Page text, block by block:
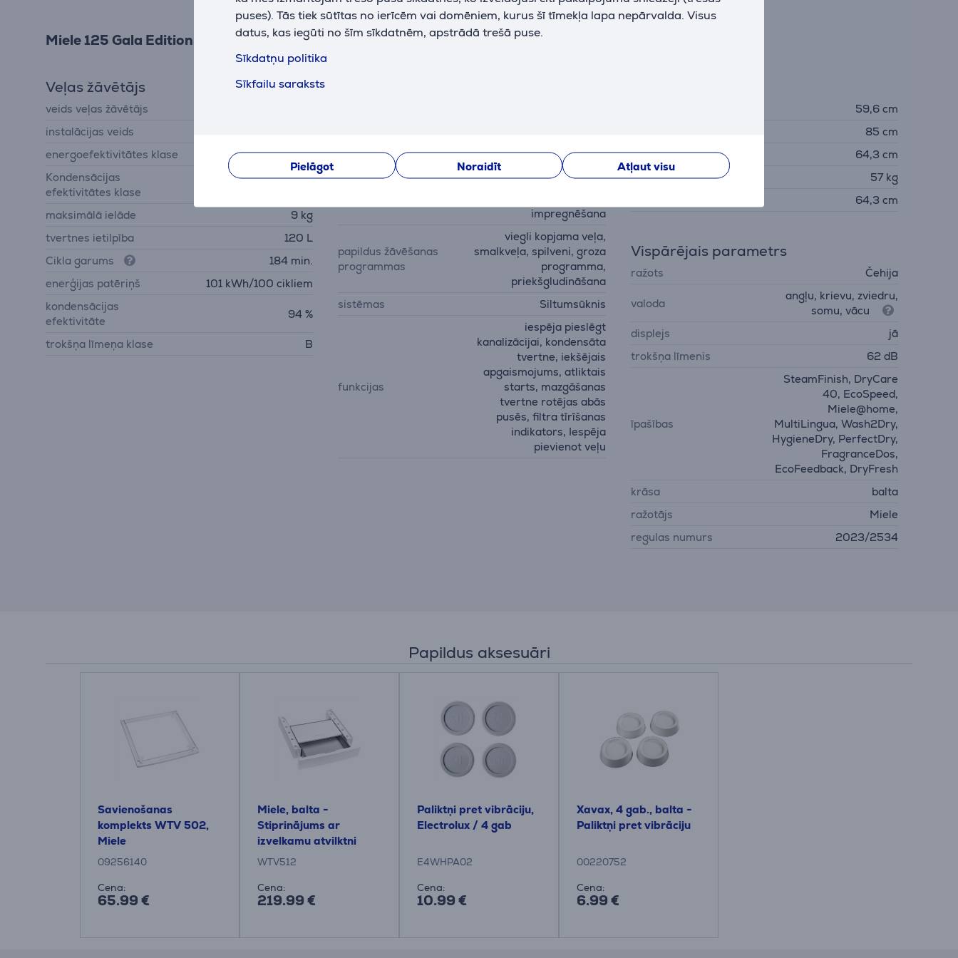
puses). Tās tiek sūtītas no ierīcēm vai domēniem, kurus šī tīmekļa lapa nepārvalda. Visus
datus, kas iegūti no šīm sīkdatnēm, apstrādā trešā puse.
Sīkdatņu politika
Sīkfailu saraksts
Pielāgot Noraidīt Atļaut visu
sistēma
Miele 125 Gala Edition, 9 kg, dziļums 64.3 cm - Veļas žāvētājs (Preces kods: TSL683WP)
Veļas žāvētājs
veids veļas žāvētājs
instalācijas veids
energoefektivitātes klase
C
Kondensācijas
efektivitātes klase
maksimālā ielāde
9 kg
tvertnes ietilpība
120 L
Cikla garums
184 min.
enerģijas patēriņš
101 kWh/100 cikliem
kondensācijas
efektivitāte
94 %
trokšņa līmeņa klase B
žāvēšanas programas
krekli, gultas veļa,
kokvilnas žāvēšana, zīds,
impregnēšana
papildus žāvēšanas
programmas
viegli kopjama veļa,
smalkveļa, spilveni, groza
programma,
priekšgludināšana
sistēmas
Siltumsūknis
funkcijas
iespēja pieslēgt
kanalizācijai, kondensāta
tvertne, iekšējais
apgaismojums, atliktais
starts, mazgāšanas
tvertne rotējas abās
pusēs, filtra tīrīšanas
indikators, Iespēja
pievienot veļu
59,6 cm
85 cm
dziļums
64,3 cm
svars
57 kg
64,3 cm
Vispārējais parametrs
ražots Čehija
valoda
angļu, krievu, zviedru,
somu, vācu
displejs
jā
trokšņa līmenis
62 dB
īpašības
SteamFinish, DryCare
40, EcoSpeed,
Miele@home,
MultiLingua, Wash2Dry,
HygieneDry, PerfectDry,
FragranceDos,
EcoFeedback, DryFresh
krāsa
balta
ražotājs
Miele
regulas numurs
2023/2534
Papildus aksesuāri
Savienošanas
komplekts WTV 502,
Miele
09256140
Cena:
65.99 €
Miele, balta -
Stiprinājums ar
izvelkamu atvilktni
WTV512
Cena:
219.99 €
Paliktņi pret vibrāciju,
Electrolux / 4 gab
E4WHPA02
Cena:
10.99 €
Xavax, 4 gab., balta -
Paliktņi pret vibrāciju
00220752
Cena:
6.99 €